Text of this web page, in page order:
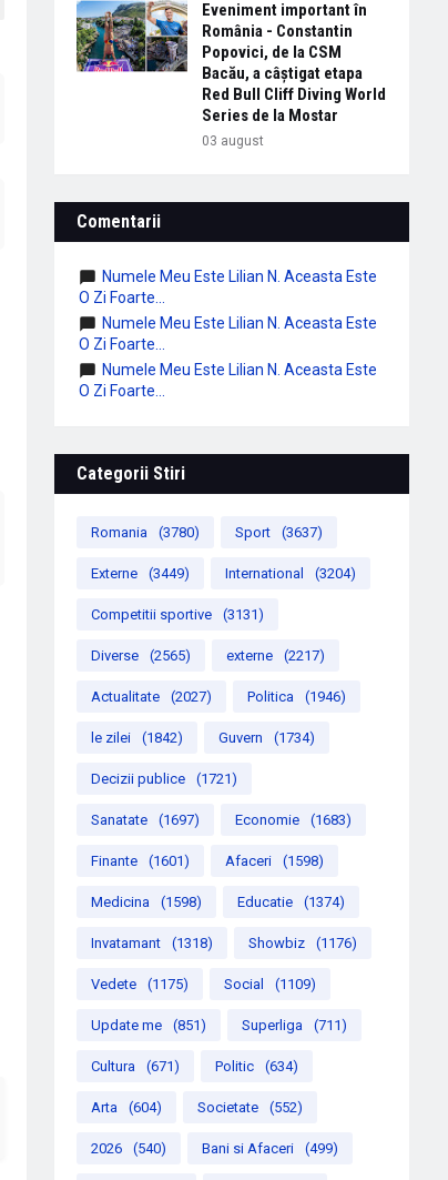
Eveniment important în
România - Constantin
Popovici, de la CSM
Bacău, a câștigat etapa
Red Bull Cliff Diving World
Series de la Mostar
03 august
Comentarii
Numele Meu Este Lilian N. Aceasta Este
O Zi Foarte...
Numele Meu Este Lilian N. Aceasta Este
O Zi Foarte...
Numele Meu Este Lilian N. Aceasta Este
O Zi Foarte...
Categorii Stiri
Romania (3780) Sport (3637)
Externe (3449) International (3204)
Competitii sportive (3131)
Diverse (2565) externe (2217)
Actualitate (2027) Politica (1946)
le zilei (1842) Guvern (1734)
Decizii publice (1721)
Sanatate (1697) Economie (1683)
Finante (1601) Afaceri (1598)
Medicina (1598) Educatie (1374)
Invatamant (1318) Showbiz (1176)
Vedete (1175) Social (1109)
Update me (851) Superliga (711)
Cultura (671) Politic (634)
Arta (604) Societate (552)
2026 (540) Bani si Afaceri (499)